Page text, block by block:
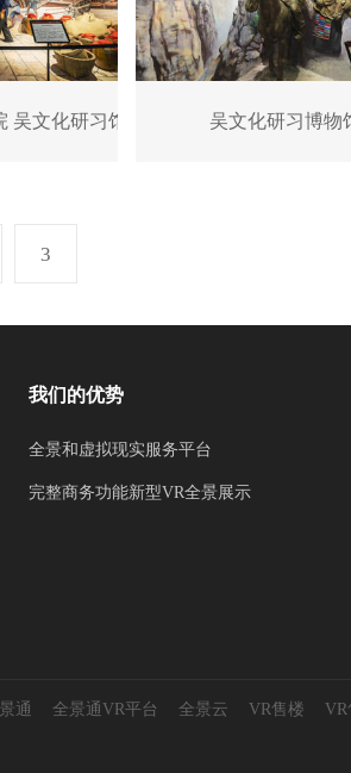
吴文化研习馆 吴文化研习博物
3
我们的优势
全景和虚拟现实服务平台
完整商务功能新型VR全景展示
通 全景通VR平台 全景云 VR售楼 VR